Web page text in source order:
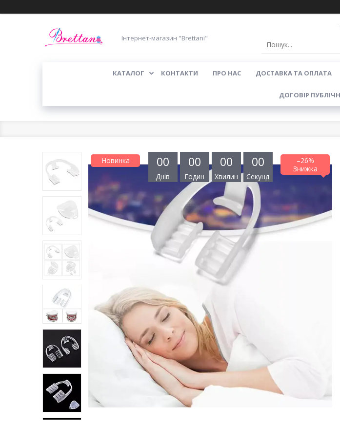
Інтернет-магазин "Brettani"
КАТАЛОГ КОНТАКТИ ПРО НАС ДОСТАВКА ТА ОПЛАТА
ДОГОВІР
Новинка –26%
00
Днів
00
Годин
00
Хвилин
00
Секунд